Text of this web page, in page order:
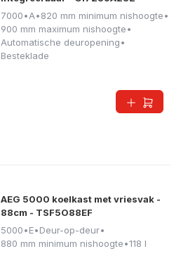
7000•A•820 mm minimum nishoogte•
900 mm maximum nishoogte•
Automatische deuropening•
Besteklade
AEG 5000 koelkast met vriesvak -
88cm - TSF5O88EF
5000•E•Deur-op-deur•
880 mm minimum nishoogte•118 l